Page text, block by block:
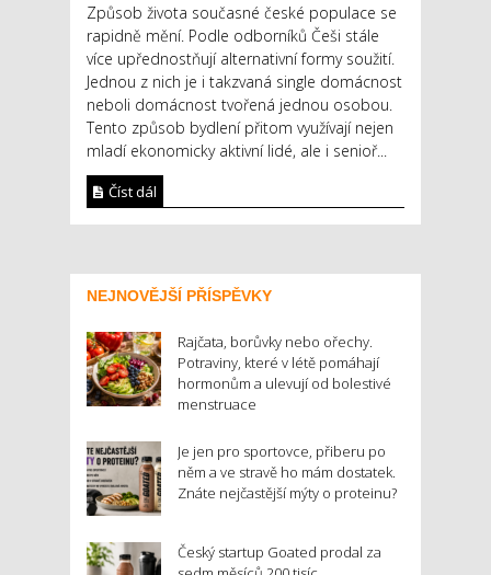
Způsob života současné české populace se
rapidně mění. Podle odborníků Češi stále
více upřednostňují alternativní formy soužití.
Jednou z nich je i takzvaná single domácnost
neboli domácnost tvořená jednou osobou.
Tento způsob bydlení přitom využívají nejen
mladí ekonomicky aktivní lidé, ale i senioř...
Číst dál
NEJNOVĚJŠÍ PŘÍSPĚVKY
Rajčata, borůvky nebo ořechy.
Potraviny, které v létě pomáhají
hormonům a ulevují od bolestivé
menstruace
Je jen pro sportovce, přiberu po
něm a ve stravě ho mám dostatek.
Znáte nejčastější mýty o proteinu?
Český startup Goated prodal za